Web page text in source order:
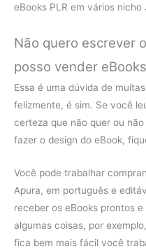
eBooks PLR em vários nicho
Não quero escrever
posso vender
Essa é uma dúvida de
felizmente, é sim. Se você
certeza que não quer ou
fazer o design do eBook,
Você pode trabalhar
Apura, em português e
receber os eBooks prontos
algumas coisas, por
fica bem mais fácil você